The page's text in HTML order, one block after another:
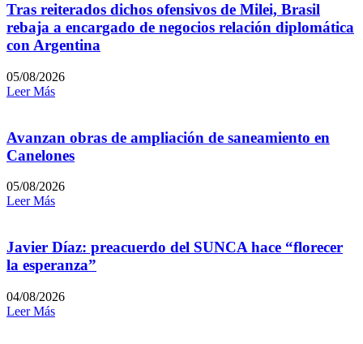
Tras reiterados dichos ofensivos de Milei, Brasil
rebaja a encargado de negocios relación diplomática
con Argentina
05/08/2026
Leer Más
Avanzan obras de ampliación de saneamiento en
Canelones
05/08/2026
Leer Más
Javier Díaz: preacuerdo del SUNCA hace “florecer
la esperanza”
04/08/2026
Leer Más